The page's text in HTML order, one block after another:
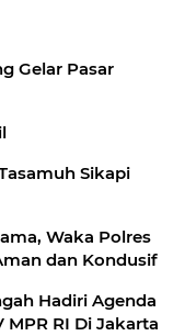
Gelar Pasar
Sikapi
Waka Polres
dan Kondusif
Hadiri Agenda
MPR RI Di Jakarta